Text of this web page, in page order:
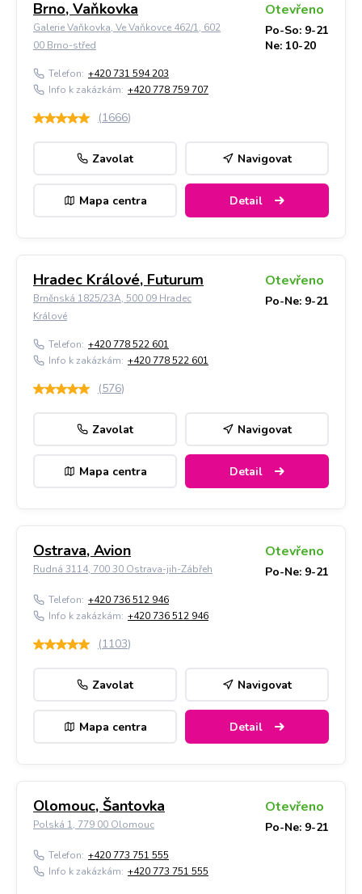
Brno, Vaňkovka
Galerie Vaňkovka, Ve Vaňkovce 462/1, 602
00 Brno-střed
Otevřeno
Po-So: 9-21
Ne: 10-20
Telefon: +420 731 594 203
Info k zakázkám: +420 778 759 707
(1666)
Zavolat Navigovat
Mapa centra Detail
Hradec Králové, Futurum
Brněnská 1825/23A, 500 09 Hradec
Králové
Otevřeno
Po-Ne: 9-21
Telefon: +420 778 522 601
Info k zakázkám: +420 778 522 601
(576)
Zavolat Navigovat
Mapa centra Detail
Ostrava, Avion
Rudná 3114, 700 30 Ostrava-jih-Zábřeh
Otevřeno
Po-Ne: 9-21
Telefon: +420 736 512 946
Info k zakázkám: +420 736 512 946
(1103)
Zavolat Navigovat
Mapa centra Detail
Olomouc, Šantovka
Polská 1, 779 00 Olomouc
Otevřeno
Po-Ne: 9-21
Telefon: +420 773 751 555
Info k zakázkám: +420 773 751 555